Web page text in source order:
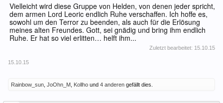
Vielleicht wird diese Gruppe von Helden, von denen jeder spricht,
dem armen Lord Leoric endlich Ruhe verschaffen. Ich hoffe es,
sowohl um den Terror zu beenden, als auch für die Erlösung
meines alten Freundes. Gott, sei gnädig und bring ihm endlich
Ruhe. Er hat so viel erlitten… helft ihm...
Zuletzt bearbeitet: 15.10.15
15.10.15
Rainbow_sun JoOhn_M Kollho und 4 anderen gefällt dies.